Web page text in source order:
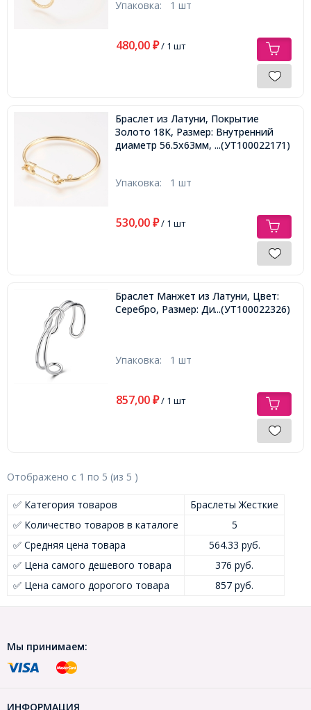
Упаковка: 1 шт
480,00 ₽/ 1 шт
Браслет из Латуни, Покрытие
Золото 18К, Размер: Внутренний
диаметр 56.5x63мм, Ширина 3.5мм,
...(УТ100022171)
Упаковка: 1 шт
530,00 ₽/ 1 шт
Браслет Манжет из Латуни, Цвет:
Серебро, Размер: Диаметр 65мм,
...(УТ100022326)
Упаковка: 1 шт
857,00 ₽/ 1 шт
Отображено с 1 по 5 (из 5 )
✅ Категория товаров
Браслеты Жесткие
✅ Количество товаров в каталоге
5
✅ Средняя цена товара
564.33 руб.
✅ Цена самого дешевого товара
376 руб.
✅ Цена самого дорогого товара
857 руб.
Мы принимаем:
ИНФОРМАЦИЯ